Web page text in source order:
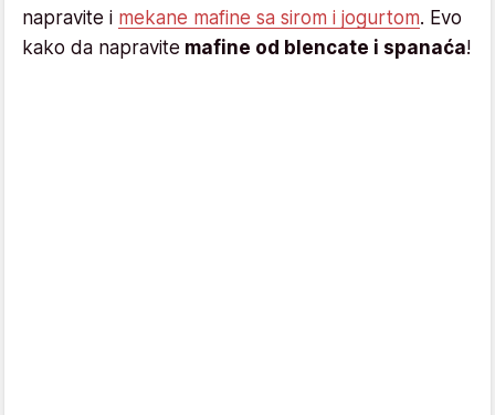
napravite i mekane mafine sa sirom i jogurtom. Evo
kako da napravite mafine od blencate i spanaća!